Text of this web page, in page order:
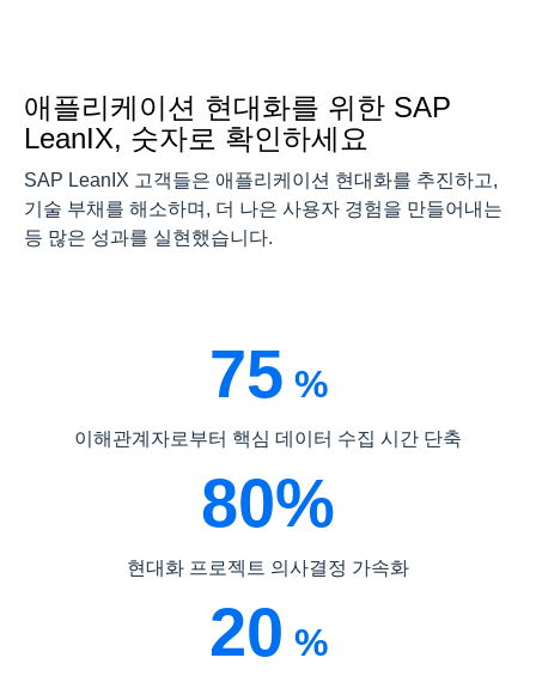
애플리케이션 현대화를 위한 SAP
LeanIX, 숫자로 확인하세요
SAP LeanIX 고객들은 애플리케이션 현대화를 추진하고,
기술 부채를 해소하며, 더 나은 사용자 경험을 만들어내는
등 많은 성과를 실현했습니다.
75 %
이해관계자로부터 핵심 데이터 수집 시간 단축
80%
현대화 프로젝트 의사결정 가속화
20 %